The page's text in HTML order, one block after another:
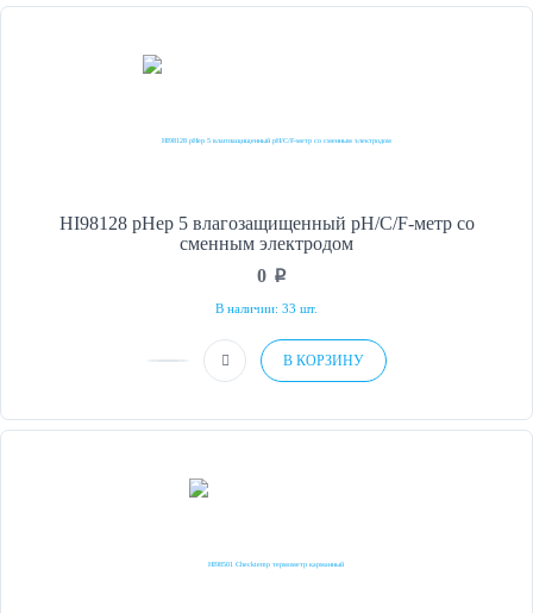
HI98128 pHep 5 влагозащищенный рН/С/F-метр со
сменным электродом
0 p
В наличии: 33 шт.
В КОРЗИНУ